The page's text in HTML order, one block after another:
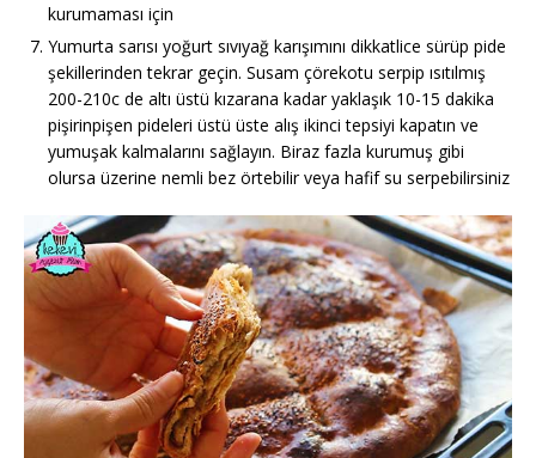
kurumaması için
Yumurta sarısı yoğurt sıvıyağ karışımını dikkatlice sürüp pide
şekillerinden tekrar geçin. Susam çörekotu serpip ısıtılmış
200-210c de altı üstü kızarana kadar yaklaşık 10-15 dakika
pişirinpişen pideleri üstü üste alış ikinci tepsiyi kapatın ve
yumuşak kalmalarını sağlayın. Biraz fazla kurumuş gibi
olursa üzerine nemli bez örtebilir veya hafif su serpebilirsiniz